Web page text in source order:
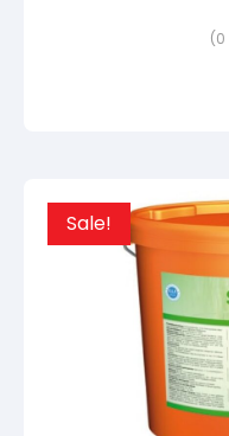
(0
Sale!